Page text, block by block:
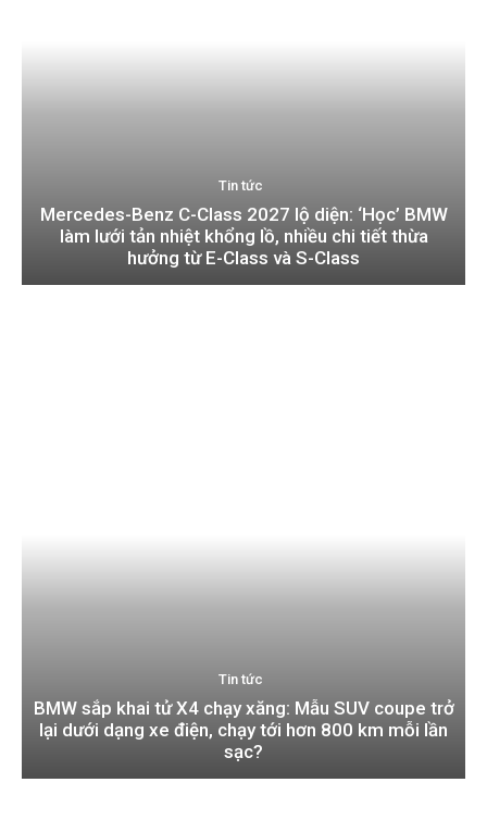
Tin tức
Mercedes-Benz C-Class 2027 lộ diện: ‘Học’ BMW
làm lưới tản nhiệt khổng lồ, nhiều chi tiết thừa
hưởng từ E-Class và S-Class
Tin tức
BMW sắp khai tử X4 chạy xăng: Mẫu SUV coupe trở
lại dưới dạng xe điện, chạy tới hơn 800 km mỗi lần
sạc?